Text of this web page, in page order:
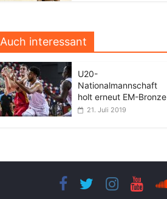
Auch interessant
U20-
Nationalmannschaft
holt erneut EM-Bronze
21. Juli 2019